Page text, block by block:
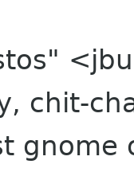
chit-
gnome